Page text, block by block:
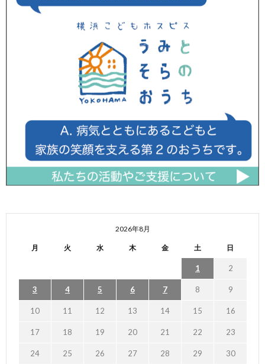
2026年8月
月 火 水 木 金 土 日
1 2
3 4 5 6 7 8 9
10 11 12 13 14 15 16
17 18 19 20 21 22 23
24 25 26 27 28 29 30